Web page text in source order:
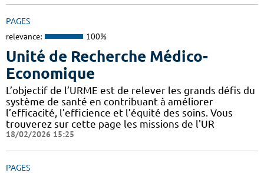
PAGES
relevance: 100%
Unité de Recherche Médico-
Economique
L’objectif de l’URME est de relever les grands défis du
système de santé en contribuant à améliorer
l’efficacité, l’efficience et l’équité des soins. Vous
trouverez sur cette page les missions de l'UR
18/02/2026 15:25
PAGES